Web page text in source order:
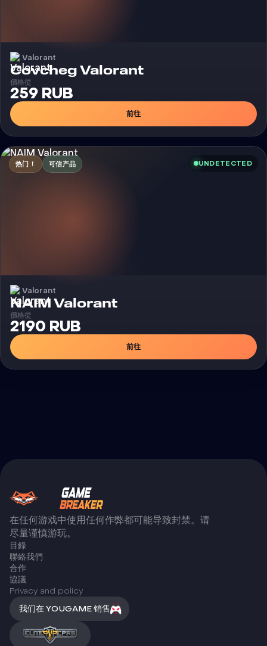
Valorant
Covcheg Valorant外挂
價格從
259 RUB
前往
热门！ 可信产品 UNDETECTED
Valorant
NAIM Valorant外挂
價格從
2190 RUB
前往
在任何游戏中使用任何作弊都可能导致封禁。请
尽量谨慎游玩。
目錄
聯絡我們
合作
協議
Privacy and policy
我们在 YOUGAME 销售